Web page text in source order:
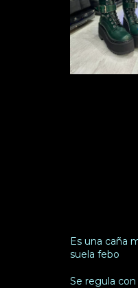
Es una caña
suela febo
Se regula